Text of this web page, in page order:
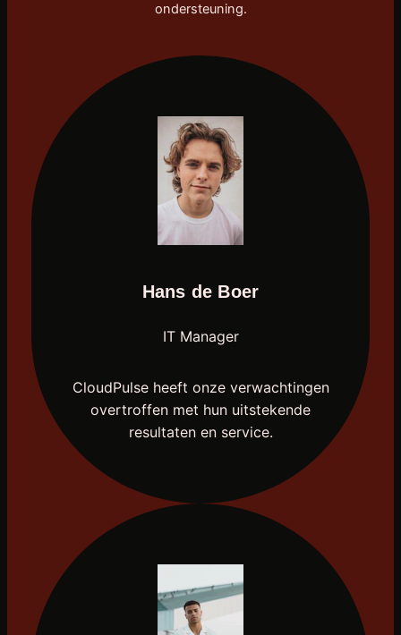
ondersteuning.
Hans de Boer
IT Manager
CloudPulse heeft onze verwachtingen
overtroffen met hun uitstekende
resultaten en service.